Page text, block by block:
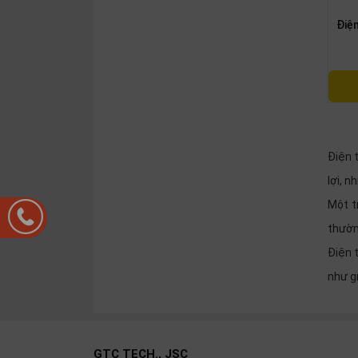
Điện
lợi,
Một
Điện
như
GTC TECH., JSC